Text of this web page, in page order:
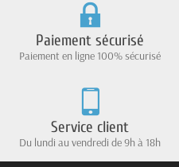
Paiement sécurisé
Paiement en ligne 100% sécurisé
Service client
Du lundi au vendredi de 9h à 18h